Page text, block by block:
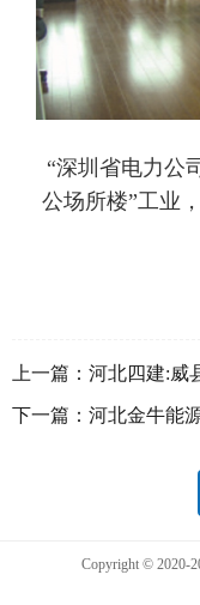
“深圳省电力公
公场所楼”工业
上一篇： 河北四建:威
下一篇： 河北金牛能
Copyright © 2020-